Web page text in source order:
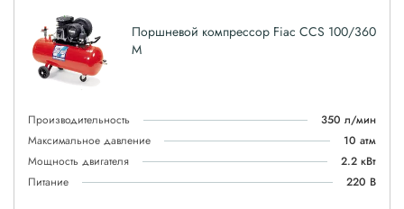
Поршневой компрессор Fiac CCS 100/360
M
Производительность
350 л/мин
Максимальное давление
10 атм
Мощность двигателя
2.2 кВт
Питание
220 В